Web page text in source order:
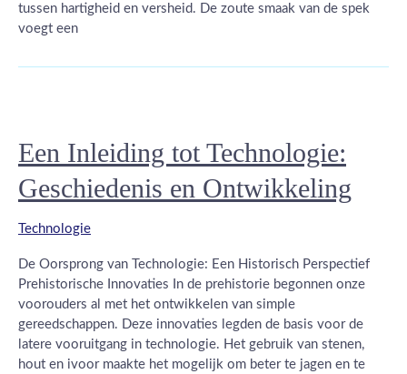
tussen hartigheid en versheid. De zoute smaak van de spek
voegt een
Een Inleiding tot Technologie:
Geschiedenis en Ontwikkeling
Technologie
De Oorsprong van Technologie: Een Historisch Perspectief
Prehistorische Innovaties In de prehistorie begonnen onze
voorouders al met het ontwikkelen van simple
gereedschappen. Deze innovaties legden de basis voor de
latere vooruitgang in technologie. Het gebruik van stenen,
hout en ivoor maakte het mogelijk om beter te jagen en te